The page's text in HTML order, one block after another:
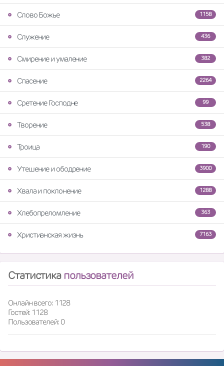
1158
Слово Божье
436
Служение
382
Смирение и умаление
2264
Спасение
99
Сретение Господне
538
Творение
190
Троица
3900
Утешение и ободрение
1288
Хвала и поклонение
363
Хлебопреломление
7163
Христианская жизнь
Статистика пользователей
Онлайн всего: 1128
Гостей: 1128
Пользователей: 0